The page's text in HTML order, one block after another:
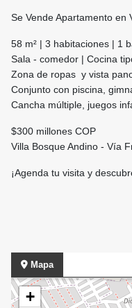
Se Vende Apartamento
58 m² | 3 habitaciones | 1
Sala - comedor | Cocina
Zona de ropas y vista
Conjunto con piscina,
Cancha múltiple, juegos
$300 millones COP
Villa Bosque Andino - Vía
¡Agenda tu visita y
Mapa
+